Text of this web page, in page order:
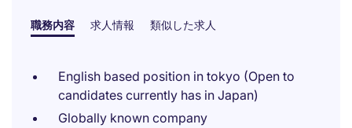
職務内容 求人情報 類似した求人
English based position in tokyo (Open to
candidates currently has in Japan)
Globally known company